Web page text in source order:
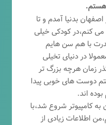
دهم تیر ماه سال ۶۵ در اصفهان بدنیا آمدم و تا
کنم،در کودکی خیلی
با هم سن هایم
در دنیای تخیلی
زمان هرچه بزرگ تر
دوست های خوبی پیدا
اند.
به کامپیوتر شروع شد،با
اطلاعات زیادی از